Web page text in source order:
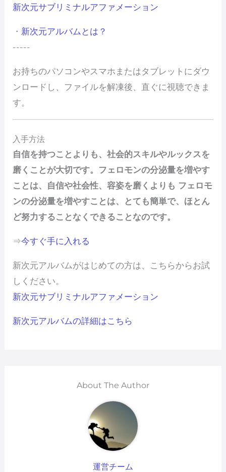
新次元サブリミナルアファメーション
・ 新次元アルバムとは？
-----
お持ちのパソコンやスマホまたはタブレットにダウ
ンロードし、ファイルを解凍後、直ぐに視聴できま
す。
入手方法
自信を持つことよりも、社会的スキルやルックスを
磨くことが大切です。フェロモンの分泌量を増やす
ことは、自信や社会性、容姿を磨くよりも フェロモ
ンの分泌量を増やすことは、とても簡単で、ほとん
ど努力することなくできることなのです。
⇒今すぐ手に入れる
新次元アルバムがはじめての方は、こちらからお試
しください。
新次元サブリミナルアファメーション
新次元アルバムの詳細はこちら
About The Author
運営チーム